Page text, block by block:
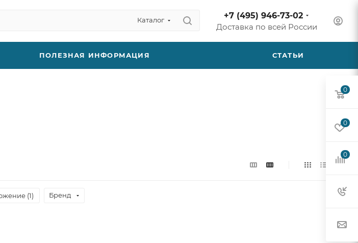
Каталог
+7 (495) 946-73-02
Доставка по всей России
ПОЛЕЗНАЯ ИНФОРМАЦИЯ СТАТЬИ
(1) Бренд
0
0
0